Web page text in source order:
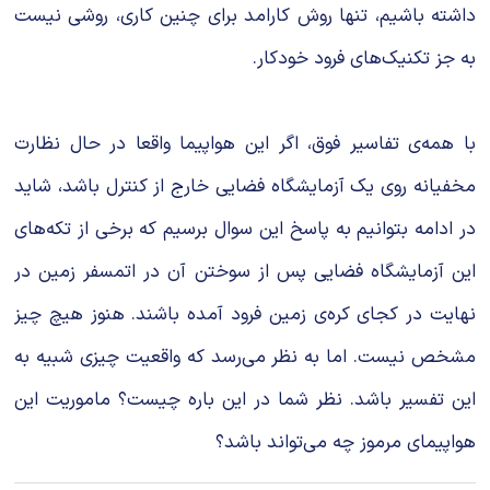
داشته باشیم، تنها روش کارامد برای چنین کاری، روشی نیست
به جز تکنیک‌های فرود خودکار.
با همه‌ی تفاسیر فوق، اگر این هواپیما واقعا در حال نظارت
مخفیانه روی یک آزمایشگاه فضایی خارج از کنترل باشد، شاید
در ادامه بتوانیم به پاسخ این سوال برسیم که برخی از تکه‌های
این آزمایشگاه فضایی پس از سوختن آن در اتمسفر زمین در
نهایت در کجای کره‌ی زمین فرود آمده باشند. هنوز هیچ چیز
مشخص نیست. اما به نظر می‌رسد که واقعیت چیزی شبیه به
این تفسیر باشد. نظر شما در این باره چیست؟ ماموریت این
هواپیمای مرموز چه می‌تواند باشد؟